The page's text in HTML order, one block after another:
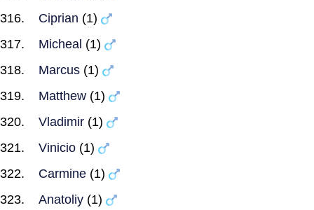
Ciprian (1)
Micheal (1)
Marcus (1)
Matthew (1)
Vladimir (1)
Vinicio (1)
Carmine (1)
Anatoliy (1)